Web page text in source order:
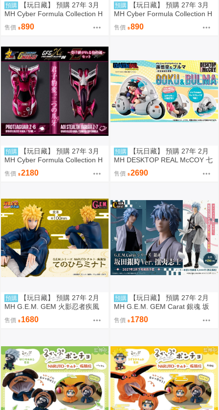
預購
【玩日藏】 預購 27年 3月
MH Cyber Formula Collection H
eritage Edition CFC HE 閃電霹
靂車 繼承之豹魂 Aoi 美洲豹 Z-7
售價 890
預購
【玩日藏】 預購 27年 3月
MH Cyber Formula Collection H
eritage Edition CFC HE 閃電霹
靂車 繼承之豹魂 美洲豹 Z-6 代理
售價 890
預購
【玩日藏】 預購 27年 3月
MH Cyber Formula Collection H
eritage Edition CFC HE 閃電霹
靂車 繼承之豹魂 美洲豹 Z-6 & A
售價 2180
預購
【玩日藏】 預購 27年 2月
MH DESKTOP REAL McCOY 七
龍珠 06 孫悟空 & 布瑪 機車 限定
復刻式樣版 代理版
售價 2690
預購
【玩日藏】 預購 27年 2月
MH G.E.M. GEM 火影忍者疾風
傳 Palm size 掌心 掌中 波風湊
波風水門 代理版
售價 1680
預購
【玩日藏】 預購 27年 2月
MH G.E.M. GEM Carat 銀魂 坂
田銀時 攘夷志士 代理版
售價 1780